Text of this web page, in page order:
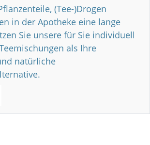
(Tee-)Drogen
in der Apotheke eine lange
Sie unsere für Sie individuell
als Ihre
natürliche